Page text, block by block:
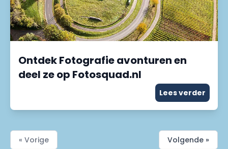
Ontdek Fotografie avonturen en
deel ze op Fotosquad.nl
Lees verder
« Vorige Volgende »